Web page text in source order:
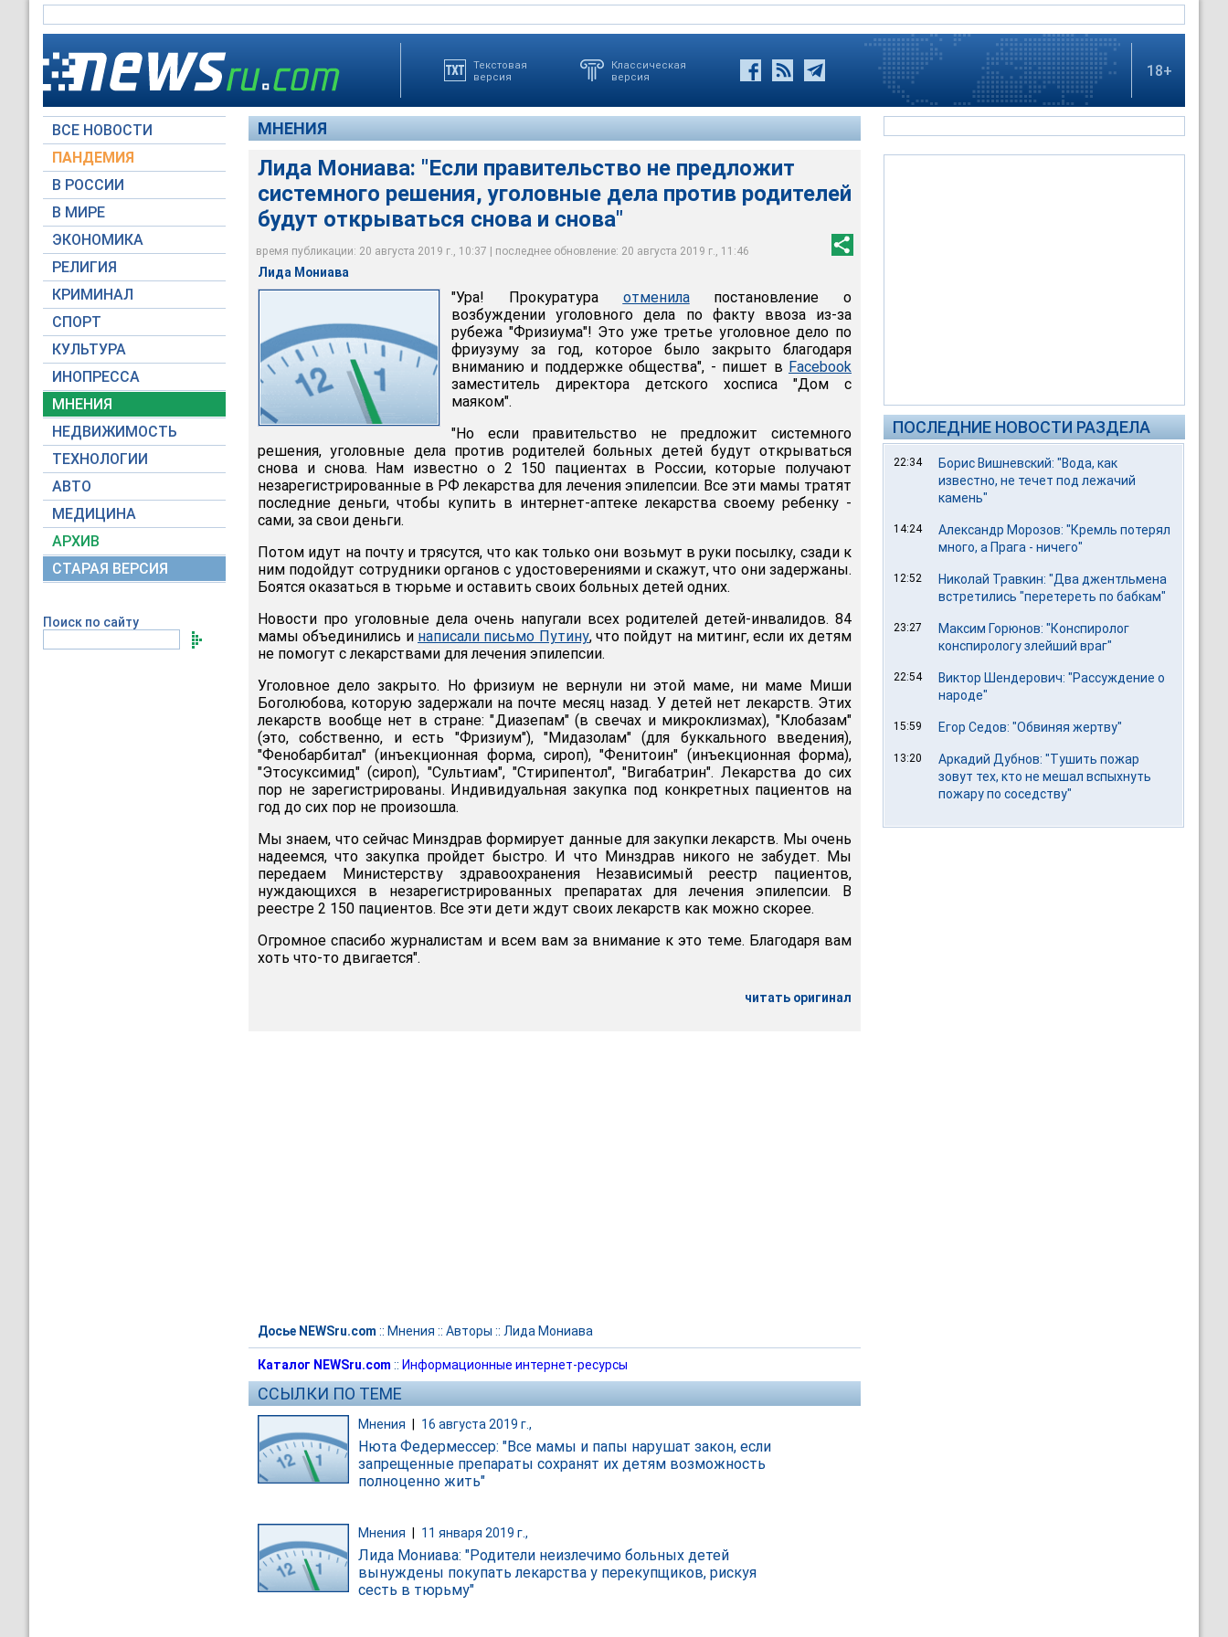
Текстовая
версия
Классическая
версия
18+
ВСЕ НОВОСТИ
ПАНДЕМИЯ
В РОССИИ
В МИРЕ
ЭКОНОМИКА
РЕЛИГИЯ
КРИМИНАЛ
СПОРТ
КУЛЬТУРА
ИНОПРЕССА
МНЕНИЯ
НЕДВИЖИМОСТЬ
ТЕХНОЛОГИИ
АВТО
МЕДИЦИНА
АРХИВ
СТАРАЯ ВЕРСИЯ
Поиск по сайту
МНЕНИЯ
Лида Мониава: "Если правительство не предложит
системного решения, уголовные дела против родителей
будут открываться снова и снова"
время публикации: 20 августа 2019 г., 10:37 | последнее обновление: 20 августа 2019 г., 11:46
Лида Мониава
Moscow-Live.ru / Вячеслав Акишин
"Ура! Прокуратура отменилапостановление о
возбуждении уголовного дела по факту ввоза из-за
рубежа "Фризиума"! Это уже третье уголовное дело по
фриузуму за год, которое было закрыто благодаря
вниманию и поддержке общества", - пишет в Facebook
заместитель директора детского хосписа "Дом с
маяком".
"Но если правительство не предложит системного
решения, уголовные дела против родителей больных детей будут открываться
снова и снова. Нам известно о 2 150 пациентах в России, которые получают
незарегистрированные в РФ лекарства для лечения эпилепсии. Все эти мамы тратят
последние деньги, чтобы купить в интернет-аптеке лекарства своему ребенку -
сами, за свои деньги.
Потом идут на почту и трясутся, что как только они возьмут в руки посылку, сзади к
ним подойдут сотрудники органов с удостоверениями и скажут, что они задержаны.
Боятся оказаться в тюрьме и оставить своих больных детей одних.
Новости про уголовные дела очень напугали всех родителей детей-инвалидов. 84
мамы объединились и написали письмо Путину, что пойдут на митинг, если их детям
не помогут с лекарствами для лечения эпилепсии.
Уголовное дело закрыто. Но фризиум не вернули ни этой маме, ни маме Миши
Боголюбова, которую задержали на почте месяц назад. У детей нет лекарств. Этих
лекарств вообще нет в стране: "Диазепам" (в свечах и микроклизмах), "Клобазам"
(это, собственно, и есть "Фризиум"), "Мидазолам" (для буккального введения),
"Фенобарбитал" (инъекционная форма, сироп), "Фенитоин" (инъекционная форма),
"Этосуксимид" (сироп), "Сультиам", "Стирипентол", "Вигабатрин". Лекарства до сих
пор не зарегистрированы. Индивидуальная закупка под конкретных пациентов на
год до сих пор не произошла.
Мы знаем, что сейчас Минздрав формирует данные для закупки лекарств. Мы очень
надеемся, что закупка пройдет быстро. И что Минздрав никого не забудет. Мы
передаем Министерству здравоохранения Независимый реестр пациентов,
нуждающихся в незарегистрированных препаратах для лечения эпилепсии. В
реестре 2 150 пациентов. Все эти дети ждут своих лекарств как можно скорее.
Огромное спасибо журналистам и всем вам за внимание к это теме. Благодаря вам
хоть что-то двигается".
читать оригинал
Досье NEWSru.com :: Мнения :: Авторы :: Лида Мониава
Каталог NEWSru.com :: Информационные интернет-ресурсы
ССЫЛКИ ПО ТЕМЕ
Мнения 16 августа 2019 г.,
Нюта Федермессер: "Все мамы и папы нарушат закон, если
запрещенные препараты сохранят их детям возможность
полноценно жить"
Мнения 11 января 2019 г.,
Лида Мониава: "Родители неизлечимо больных детей
вынуждены покупать лекарства у перекупщиков, рискуя
сесть в тюрьму"
ПОСЛЕДНИЕ НОВОСТИ РАЗДЕЛА
22:34
Борис Вишневский: "Вода, как
известно, не течет под лежачий
камень"
14:24
Александр Морозов: "Кремль потерял
много, а Прага - ничего"
12:52
Николай Травкин: "Два джентльмена
встретились "перетереть по бабкам"
23:27
Максим Горюнов: "Конспиролог
конспирологу злейший враг"
22:54
Виктор Шендерович: "Рассуждение о
народе"
15:59 Егор Седов: "Обвиняя жертву"
13:20
Аркадий Дубнов: "Тушить пожар
зовут тех, кто не мешал вспыхнуть
пожару по соседству"